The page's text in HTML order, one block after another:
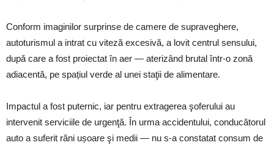
Conform imaginilor surprinse de camere de supraveghere,
autoturismul a intrat cu viteză excesivă, a lovit centrul sensului,
după care a fost proiectat în aer — aterizând brutal într‑o zonă
adiacentă, pe spațiul verde al unei staţii de alimentare.
Impactul a fost puternic, iar pentru extragerea şoferului au
intervenit serviciile de urgenţă. În urma accidentului, conducătorul
auto a suferit răni ușoare şi medii — nu s‑a constatat consum de